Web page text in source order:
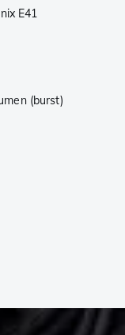
E41
(burst)